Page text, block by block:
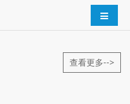
查看更多-->